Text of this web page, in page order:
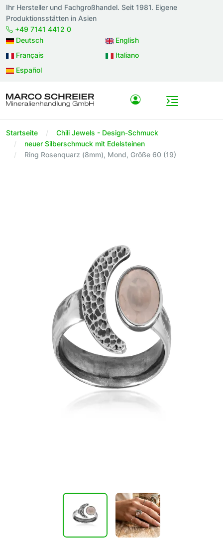
Ihr Hersteller und Fachgroßhandel. Seit 1981. Eigene
Produktionsstätten in Asien
+49 7141 4412 0
Deutsch
English
Français
Italiano
Español
Startseite
Chili Jewels - Design-Schmuck
neuer Silberschmuck mit Edelsteinen
Ring Rosenquarz (8mm), Mond, Größe 60 (19)